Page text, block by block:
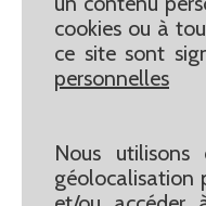
cookies ou à
ce site sont
personnelles
Nous
géolocalisation